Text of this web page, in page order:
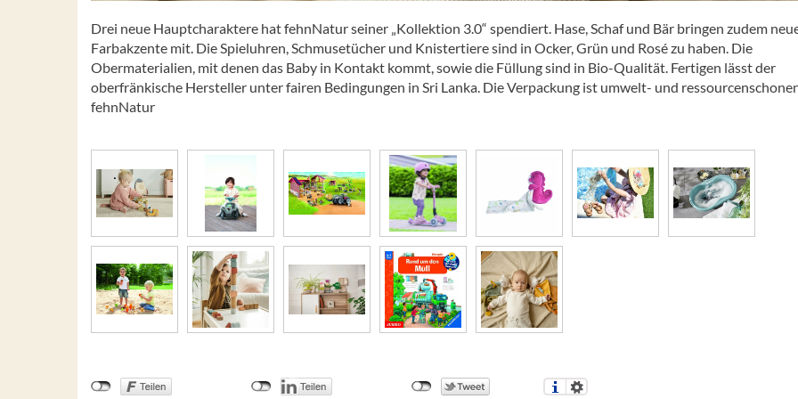
Drei neue Hauptcharaktere hat fehnNatur seiner „Kollektion 3.0“ spendiert. Hase, Schaf und Bär bringen zudem
Farbakzente mit. Die Spieluhren, Schmusetücher und Knistertiere sind in Ocker, Grün und Rosé zu haben. Die
Obermaterialien, mit denen das Baby in Kontakt kommt, sowie die Füllung sind in Bio-Qualität. Fertigen lässt der
oberfränkische Hersteller unter fairen Bedingungen in Sri Lanka. Die Verpackung ist umwelt- und
fehnNatur